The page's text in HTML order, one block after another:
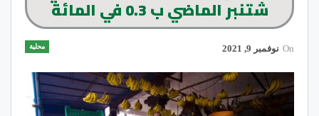
شتنبر الماضي ب 0.3 في المائة
محلية On نوفمبر 9, 2021